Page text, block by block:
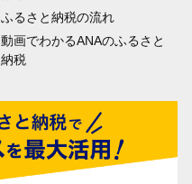
ふるさと納税の流れ
動画でわかるANAのふるさと
納税